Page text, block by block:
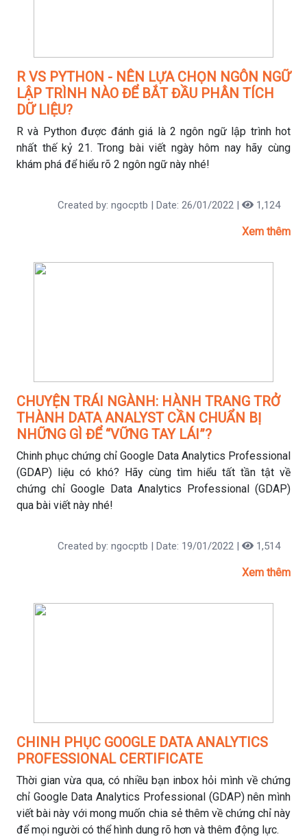
R VS PYTHON - NÊN LỰA CHỌN NGÔN NGỮ
LẬP TRÌNH NÀO ĐỂ BẮT ĐẦU PHÂN TÍCH
DỮ LIỆU?
R và Python được đánh giá là 2 ngôn ngữ lập trình hot
nhất thế kỷ 21. Trong bài viết ngày hôm nay hãy cùng
khám phá để hiểu rõ 2 ngôn ngữ này nhé!
Created by: ngocptb | Date: 26/01/2022 | 1,124
Xem thêm
CHUYỆN TRÁI NGÀNH: HÀNH TRANG TRỞ
THÀNH DATA ANALYST CẦN CHUẨN BỊ
NHỮNG GÌ ĐỂ “VỮNG TAY LÁI”?
Chinh phục chứng chỉ Google Data Analytics Professional
(GDAP) liệu có khó? Hãy cùng tìm hiểu tất tần tật về
chứng chỉ Google Data Analytics Professional (GDAP)
qua bài viết này nhé!
Created by: ngocptb | Date: 19/01/2022 | 1,514
Xem thêm
CHINH PHỤC GOOGLE DATA ANALYTICS
PROFESSIONAL CERTIFICATE
Thời gian vừa qua, có nhiều bạn inbox hỏi mình về chứng
chỉ Google Data Analytics Professional (GDAP) nên mình
viết bài này với mong muốn chia sẻ thêm về chứng chỉ này
để mọi người có thể hình dung rõ hơn và thêm động lực.